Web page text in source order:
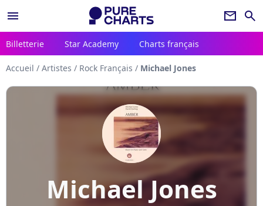
menu newsletter search
Billetterie Star Academy Charts français
Accueil / Artistes / Rock Français / Michael Jones
Michael Jones